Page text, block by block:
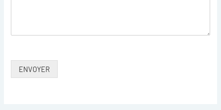
ENVOYER